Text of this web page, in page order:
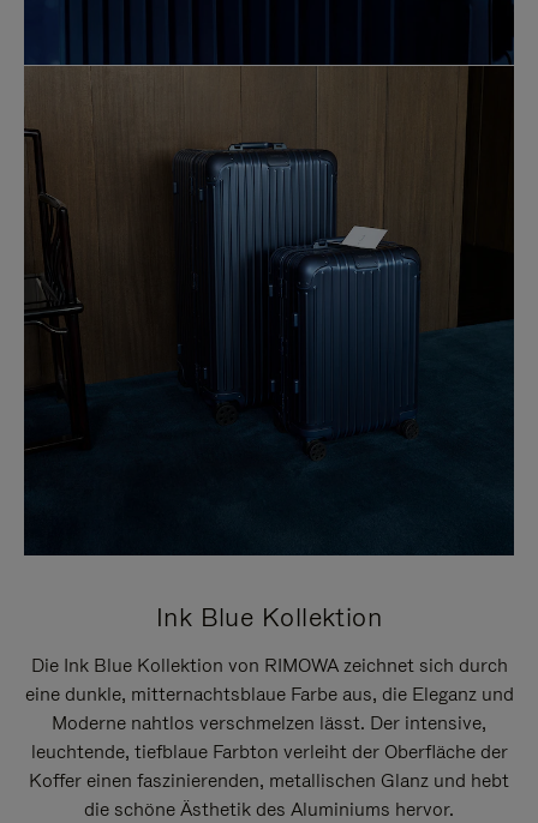
Ink Blue Kollektion
Die Ink Blue Kollektion von RIMOWA zeichnet sich durch
eine dunkle, mitternachtsblaue Farbe aus, die Eleganz und
Moderne nahtlos verschmelzen lässt. Der intensive,
leuchtende, tiefblaue Farbton verleiht der Oberfläche der
Koffer einen faszinierenden, metallischen Glanz und hebt
die schöne Ästhetik des Aluminiums hervor.